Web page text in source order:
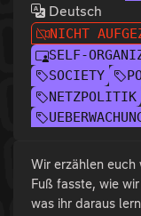
Deutsch
NICHT
SELF-
SOCIETY
NETZPOLITIK
Wir erzählen
Fuß fasste, wie
was ihr daraus